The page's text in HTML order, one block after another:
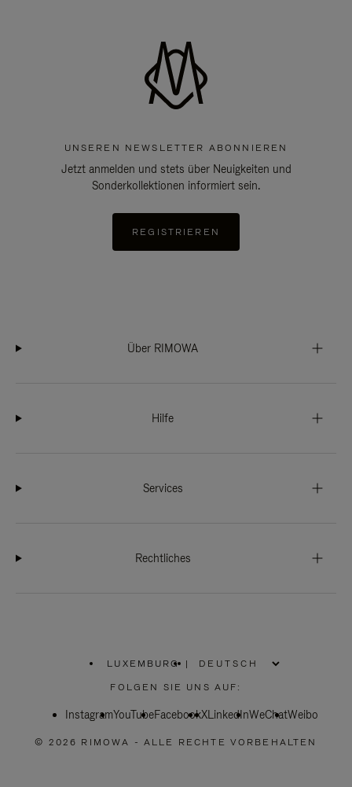
UNSEREN NEWSLETTER ABONNIEREN
Jetzt anmelden und stets über Neuigkeiten und
Sonderkollektionen informiert sein.
REGISTRIEREN
Über RIMOWA
Hilfe
Services
Rechtliches
LUXEMBURG
WÄHLEN
SIE
REGION
|
FOLGEN SIE UNS AUF:
InstagramYouTubeFacebookXLinkedInWeChatWeibo
© 2026 RIMOWA - ALLE RECHTE VORBEHALTEN